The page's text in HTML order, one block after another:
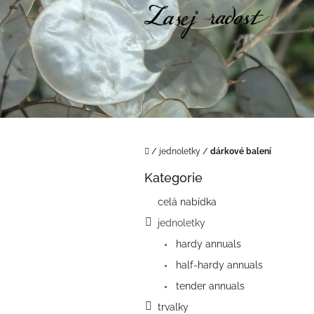
Přejít
na
obsah
Domů
/ jednoletky / dárkové balení
Přeskočit
Kategorie
celá nabídka
jednoletky
hardy annuals
half-hardy annuals
tender annuals
trvalky